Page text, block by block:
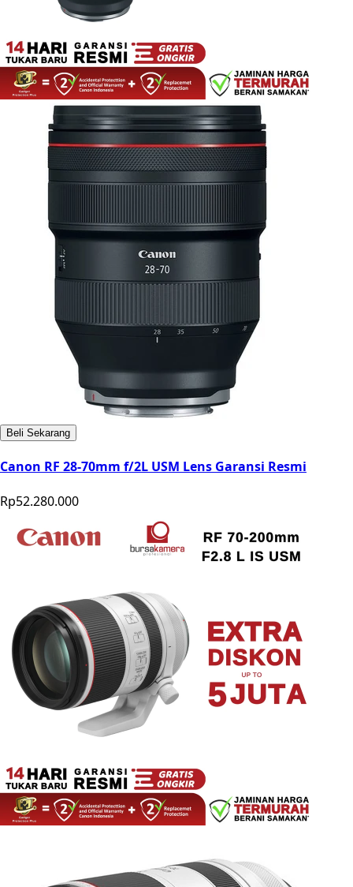
Beli Sekarang
Canon RF 28-70mm f/2L USM Lens Garansi Resmi
Rp52.280.000